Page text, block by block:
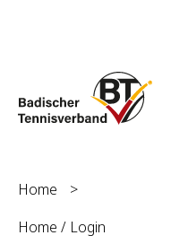
Home
>
Home / Login